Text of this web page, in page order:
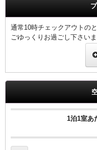
通常10時チェックアウトの
ごゆっくりお過ごし下さいま
●高速インターネット回線
●全室、洗浄機付トイレ完備
●全室、加湿機能付空気清浄
●枕元にUSBコンセント設置
1泊1室あ